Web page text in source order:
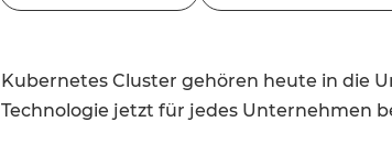
Kubernetes Cluster gehören heute in die
Technologie jetzt für jedes Unternehmen